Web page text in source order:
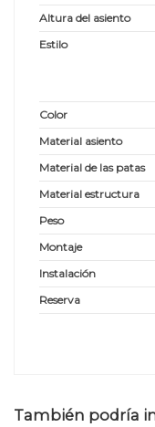
Altura del asiento
Estilo
Color
Material asiento
Material de las patas
Material estructura
Peso
Montaje
Instalación
Reserva
También podría